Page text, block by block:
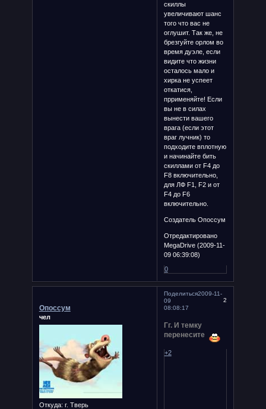
скиллы
увеличивают шанс
того что вас не
оглушит. Так же, не
брезгуйте орлом во
время дуэле, если
видите что жизни
осталось мало и
хирка не успеет
откатися,
пррименяйте! Если
вы не в силах
вынести вашего
врага (если этот
враг лучник) то
подходите вплотную
и начинайте бить
скиллами от F4 до
F8 включительно,
для ЛФ F1, F2 и от
F4 до F6
включительно.
Создатель Опоссум
Отредактировано
MegaDrive (2009-11-
09 06:39:08)
0
Поделиться
2
2009-11-
09
08:08:17
Опоссум
чел
Откуда: г. Тверь
Гг. И темку
перенесите
+2